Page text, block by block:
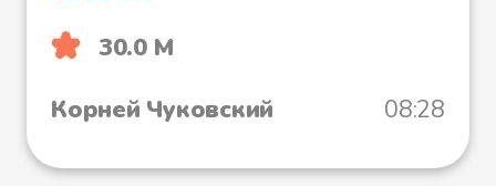
30.0 М
Корней Чуковский
08:28